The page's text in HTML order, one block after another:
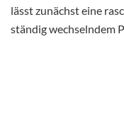
lässt zunächst eine
ständig wechselndem